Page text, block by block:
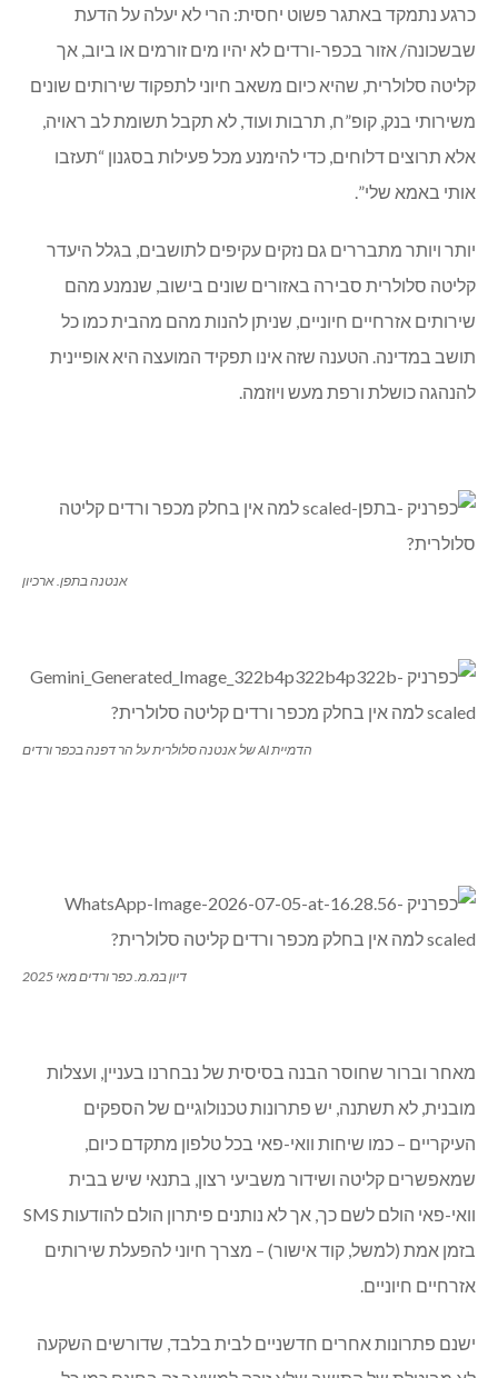
כרגע נתמקד באתגר פשוט יחסית: הרי לא יעלה על הדעת
שבשכונה/ אזור בכפר-ורדים לא יהיו מים זורמים או ביוב, אך
קליטה סלולרית, שהיא כיום משאב חיוני לתפקוד שירותים שונים
משירותי בנק, קופ”ח, תרבות ועוד, לא תקבל תשומת לב ראויה,
אלא תרוצים דלוחים, כדי להימנע מכל פעילות בסגנון “תעזבו
אותי באמא שלי”.
יותר ויותר מתבררים גם נזקים עקיפים לתושבים, בגלל היעדר
קליטה סלולרית סבירה באזורים שונים בישוב, שנמנע מהם
שירותים אזרחיים חיוניים, שניתן להנות מהם מהבית כמו כל
תושב במדינה. הטענה שזה אינו תפקיד המועצה היא אופיינית
להנהגה כושלת ורפת מעש ויוזמה.
אנטנה בתפן. ארכיון
הדמיית AI של אנטנה סלולרית על הר דפנה בכפר ורדים
דיון במ.מ. כפר ורדים מאי 2025
מאחר וברור שחוסר הבנה בסיסית של נבחרנו בעניין, ועצלות
מובנית, לא תשתנה, יש פתרונות טכנולוגיים של הספקים
העיקריים – כמו שיחות וואי-פאי בכל טלפון מתקדם כיום,
שמאפשרים קליטה ושידור משביעי רצון, בתנאי שיש בבית
וואי-פאי הולם לשם כך, אך לא נותנים פיתרון הולם להודעות SMS
בזמן אמת (למשל, קוד אישור) – מצרך חיוני להפעלת שירותים
אזרחיים חיוניים.
ישנם פתרונות אחרים חדשניים לבית בלבד, שדורשים השקעה